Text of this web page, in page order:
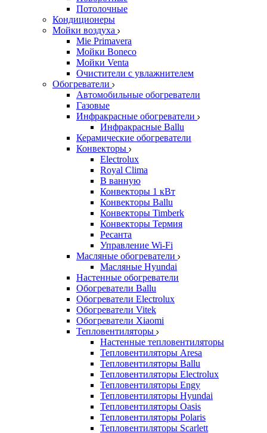
Потолочные
Кондиционеры
Мойки воздуха
Mie Primavera
Мойки Boneco
Мойки Venta
Очистители с увлажнителем
Обогреватели
Автомобильные обогреватели
Газовые
Инфракрасные обогреватели
Инфракрасные Ballu
Керамические обогреватели
Конвекторы
Electrolux
Royal Clima
В ванную
Конвекторы 1 кВт
Конвекторы Ballu
Конвекторы Timberk
Конвекторы Термия
Ресанта
Управление Wi-Fi
Масляные обогреватели
Масляные Hyundai
Настенные обогреватели
Обогреватели Ballu
Обогреватели Electrolux
Обогреватели Vitek
Обогреватели Xiaomi
Тепловентиляторы
Настенные тепловентиляторы
Тепловентиляторы Aresa
Тепловентиляторы Ballu
Тепловентиляторы Electrolux
Тепловентиляторы Engy
Тепловентиляторы Hyundai
Тепловентиляторы Oasis
Тепловентиляторы Polaris
Тепловентиляторы Scarlett